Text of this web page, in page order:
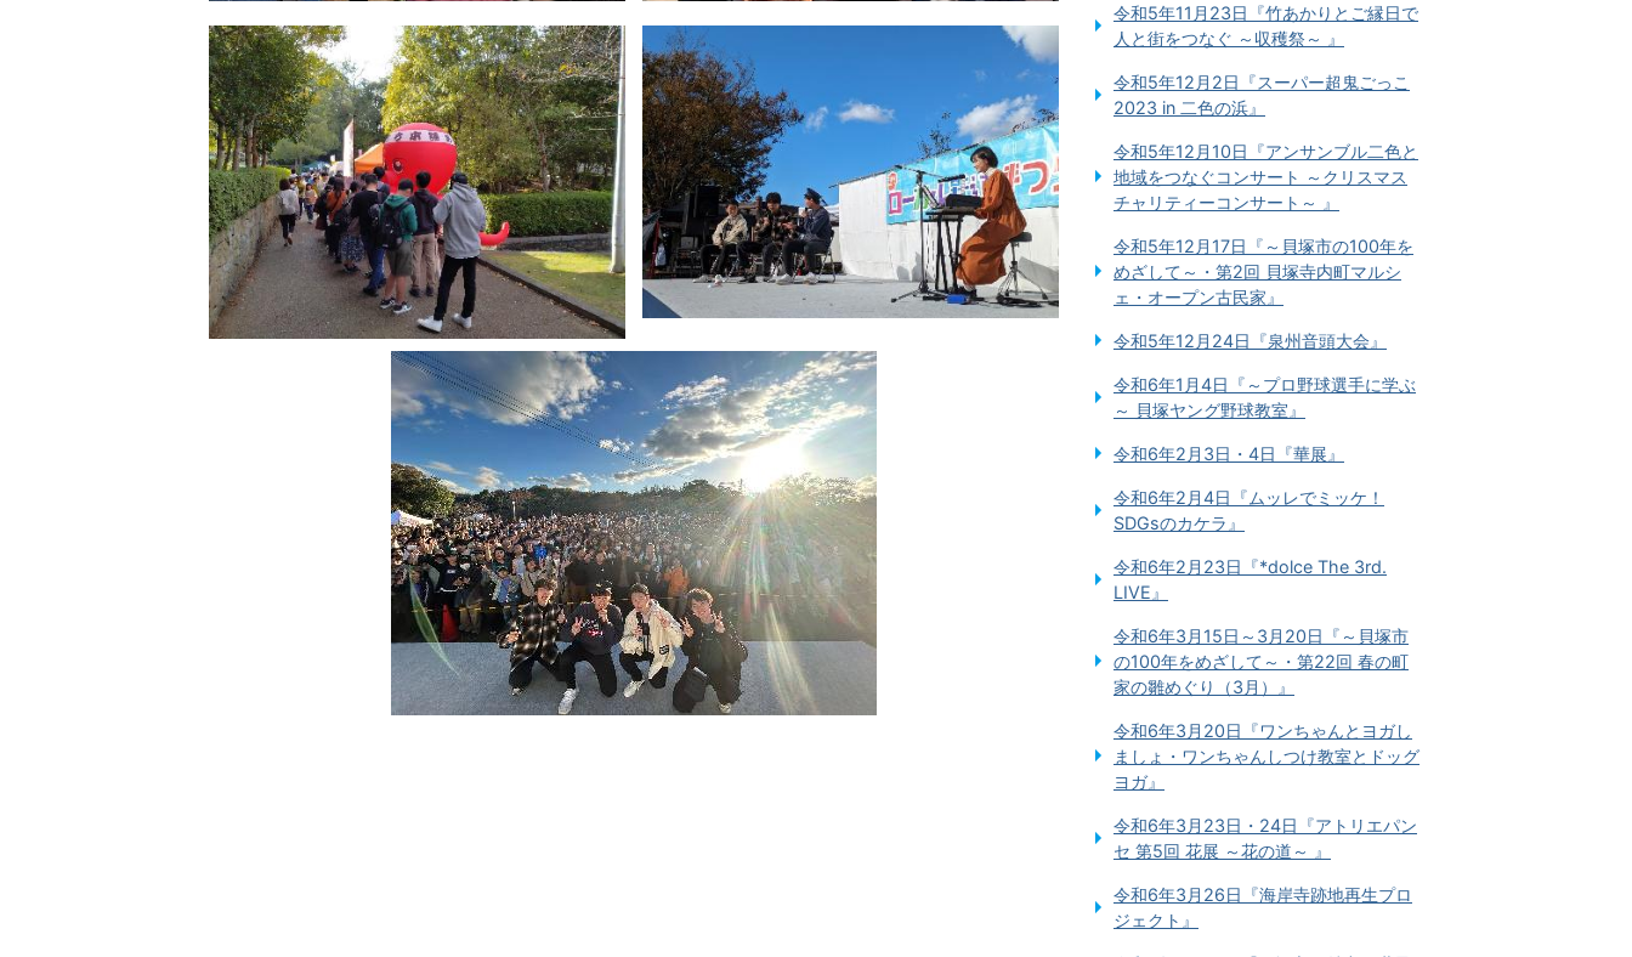
令和5年11月23日『竹あかりとご縁日で
人と街をつなぐ ～収穫祭～ 』
令和5年12月2日『スーパー超鬼ごっこ
2023 in 二色の浜』
令和5年12月10日『アンサンブル二色と
地域をつなぐコンサート ～クリスマス
チャリティーコンサート～ 』
令和5年12月17日『～貝塚市の100年を
めざして～・第2回 貝塚寺内町マルシ
ェ・オープン古民家』
令和5年12月24日『泉州音頭大会』
令和6年1月4日『～プロ野球選手に学ぶ
～ 貝塚ヤング野球教室』
令和6年2月3日・4日『華展』
令和6年2月4日『ムッレでミッケ！
SDGsのカケラ』
令和6年2月23日『*dolce The 3rd.
LIVE』
令和6年3月15日～3月20日『～貝塚市
の100年をめざして～・第22回 春の町
家の雛めぐり（3月）』
令和6年3月20日『ワンちゃんとヨガし
ましょ・ワンちゃんしつけ教室とドッグ
ヨガ』
令和6年3月23日・24日『アトリエパン
セ 第5回 花展 ～花の道～ 』
令和6年3月26日『海岸寺跡地再生プロ
ジェクト』